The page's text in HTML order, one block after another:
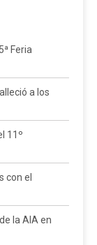
Feria
a los
11º
con el
la AIA en